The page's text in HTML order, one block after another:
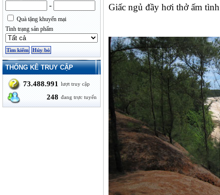
-
Quà tặng khuyến mại
Tình trạng sản phẩm
THỐNG KÊ TRUY CẬP
73.488.991 lượt truy cập
248 đang trực tuyến
Giấc ngủ đầy hơi thở ấm